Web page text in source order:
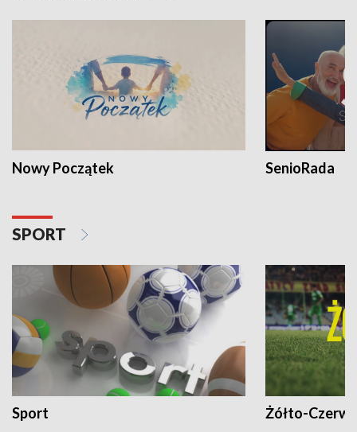
Nowy Początek SenioRada
SPORT
Sport Żółto-